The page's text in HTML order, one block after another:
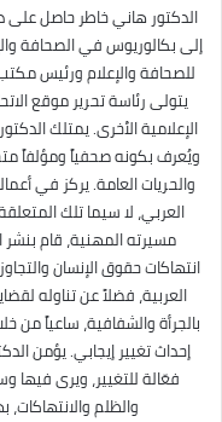
الدكتور هاني خاطر حاصل على
إلى بكالوريوس في الصحافة
للصحافة والإعلام ورئيس
يتولى رئاسة تحرير موقع
الإعلامية الأخرى. يمتلك
ويُعرف بكونه صحفياً ومؤلفاً
والحريات العامة. يركز في
العربي، لا سيما تلك
مسيرته المهنية، قام
انتهاكات حقوق الإنسان
العربية، فضلاً عن تناوله
بالجرأة والشفافية، ساعياً
إحداث تغيير إيجابي. يؤمن
فعّالة للتغيير، ويرى فيها
والظلم